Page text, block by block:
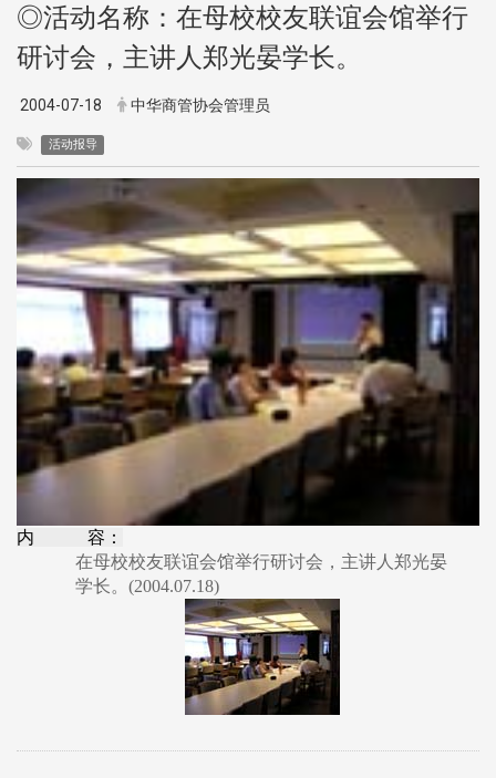
◎活动名称：在母校校友联谊会馆举行
研讨会，主讲人郑光晏学长。
2004-07-18 中华商管协会管理员
活动报导
内 容：
在母校校友联谊会馆举行研讨会，主讲人郑光晏
学长。(2004.07.18)